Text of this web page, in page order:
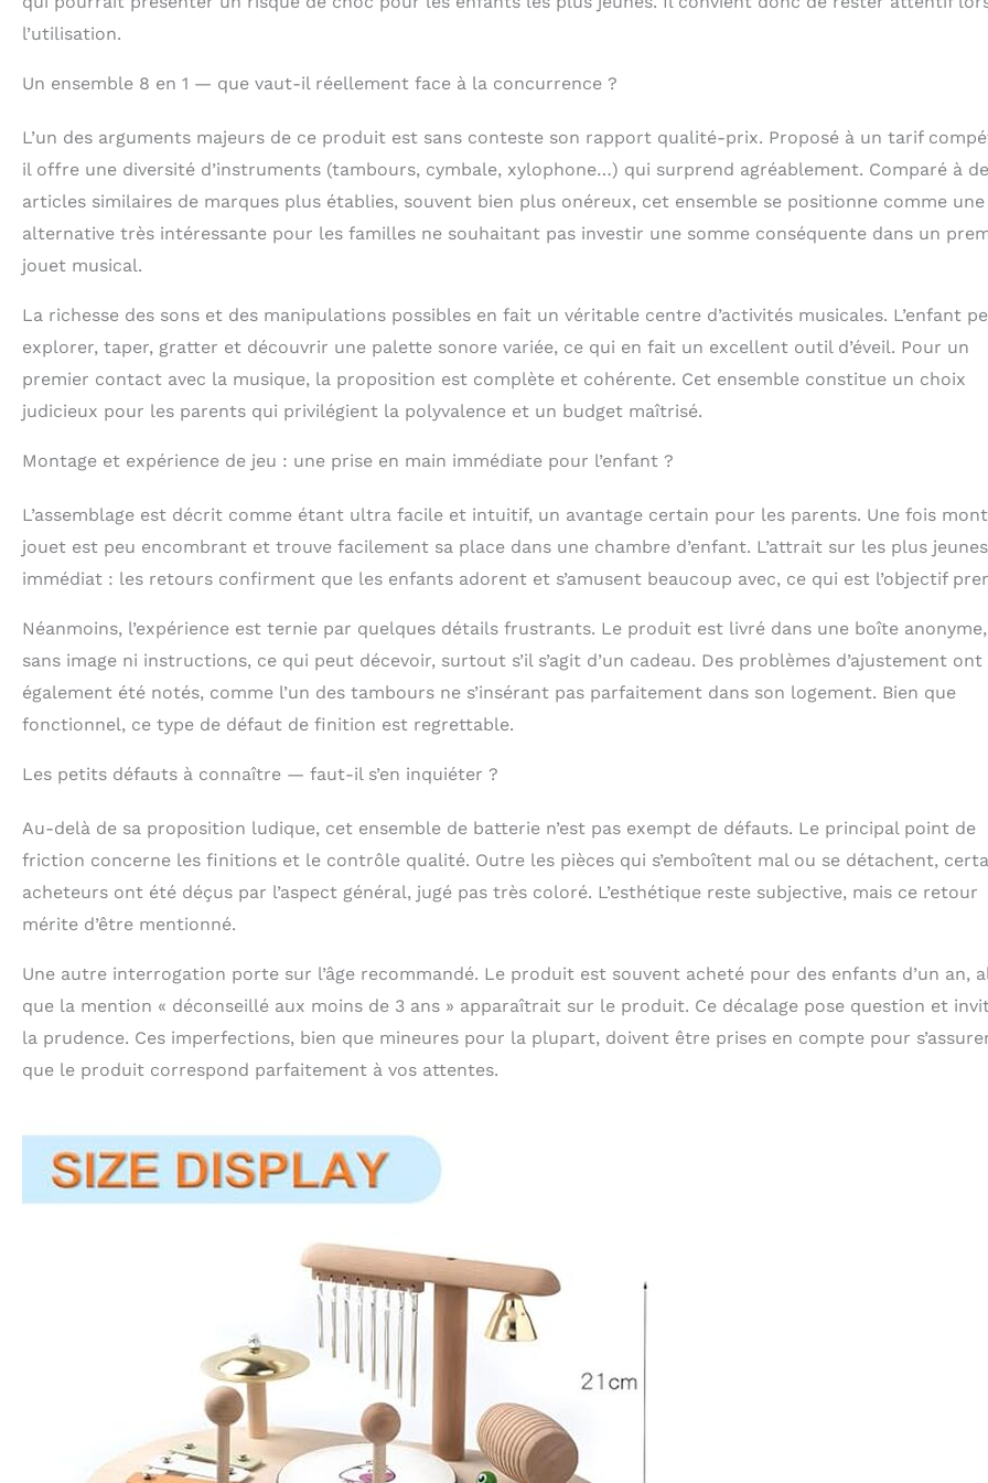
l’utilisation.
Un ensemble 8 en 1 — que vaut-il réellement face à la concurrence ?
L’un des arguments majeurs de ce produit est sans conteste son rapport qualité-prix. Proposé à un tarif
il offre une diversité d’instruments (tambours, cymbale, xylophone…) qui surprend agréablement. Comparé à
articles similaires de marques plus établies, souvent bien plus onéreux, cet ensemble se positionne comme une
alternative très intéressante pour les familles ne souhaitant pas investir une somme conséquente dans un
jouet musical.
La richesse des sons et des manipulations possibles en fait un véritable centre d’activités musicales. L’enfant
explorer, taper, gratter et découvrir une palette sonore variée, ce qui en fait un excellent outil d’éveil. Pour un
premier contact avec la musique, la proposition est complète et cohérente. Cet ensemble constitue un choix
judicieux pour les parents qui privilégient la polyvalence et un budget maîtrisé.
Montage et expérience de jeu : une prise en main immédiate pour l’enfant ?
L’assemblage est décrit comme étant ultra facile et intuitif, un avantage certain pour les parents. Une fois
jouet est peu encombrant et trouve facilement sa place dans une chambre d’enfant. L’attrait sur les plus
immédiat : les retours confirment que les enfants adorent et s’amusent beaucoup avec, ce qui est l’objectif
Néanmoins, l’expérience est ternie par quelques détails frustrants. Le produit est livré dans une boîte anonyme,
sans image ni instructions, ce qui peut décevoir, surtout s’il s’agit d’un cadeau. Des problèmes d’ajustement ont
également été notés, comme l’un des tambours ne s’insérant pas parfaitement dans son logement. Bien que
fonctionnel, ce type de défaut de finition est regrettable.
Les petits défauts à connaître — faut-il s’en inquiéter ?
Au-delà de sa proposition ludique, cet ensemble de batterie n’est pas exempt de défauts. Le principal point de
friction concerne les finitions et le contrôle qualité. Outre les pièces qui s’emboîtent mal ou se détachent,
acheteurs ont été déçus par l’aspect général, jugé pas très coloré. L’esthétique reste subjective, mais ce retour
mérite d’être mentionné.
Une autre interrogation porte sur l’âge recommandé. Le produit est souvent acheté pour des enfants d’un an,
que la mention « déconseillé aux moins de 3 ans » apparaîtrait sur le produit. Ce décalage pose question et
la prudence. Ces imperfections, bien que mineures pour la plupart, doivent être prises en compte pour
que le produit correspond parfaitement à vos attentes.